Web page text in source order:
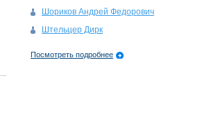
Шориков Андрей Федорович
Штельцер Дирк
Посмотреть подробнее